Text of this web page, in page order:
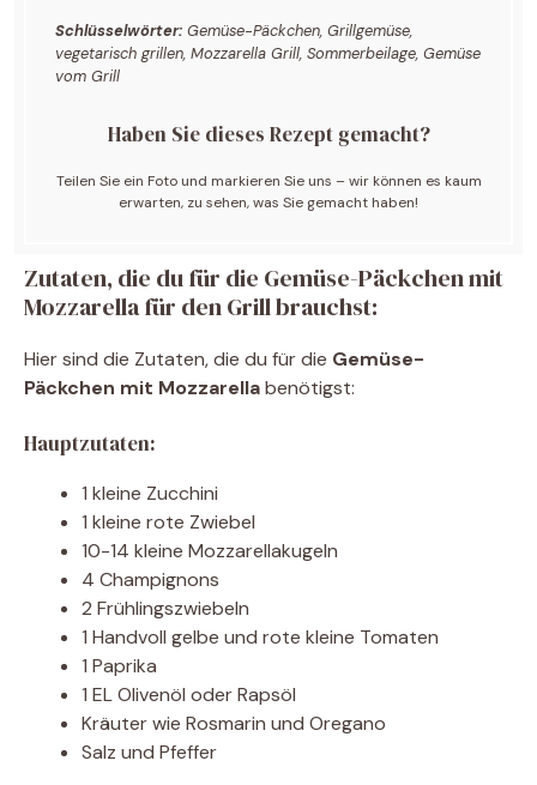
Schlüsselwörter: Gemüse-Päckchen, Grillgemüse,
vegetarisch grillen, Mozzarella Grill, Sommerbeilage, Gemüse
vom Grill
Haben Sie dieses Rezept gemacht?
Teilen Sie ein Foto und markieren Sie uns – wir können es kaum
erwarten, zu sehen, was Sie gemacht haben!
Zutaten, die du für die Gemüse-Päckchen mit
Mozzarella für den Grill brauchst:
Hier sind die Zutaten, die du für die Gemüse-
Päckchen mit Mozzarellabenötigst:
Hauptzutaten:
1 kleine Zucchini
1 kleine rote Zwiebel
10-14 kleine Mozzarellakugeln
4 Champignons
2 Frühlingszwiebeln
1 Handvoll gelbe und rote kleine Tomaten
1 Paprika
1 EL Olivenöl oder Rapsöl
Kräuter wie Rosmarin und Oregano
Salz und Pfeffer